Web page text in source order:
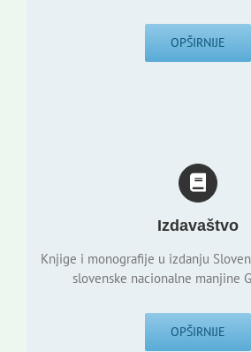
OPŠIRNIJE
Izdavaštvo
Knjige i monografije u izdanju
slovenske nacionalne manjine
OPŠIRNIJE